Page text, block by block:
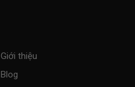
Giới thiệu
Blog